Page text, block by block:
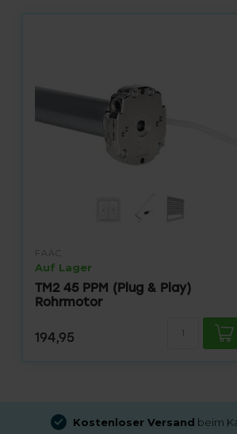
FAAC
Auf Lager
TM2 45 PPM (Plug & Play)
Rohrmotor
194,95
Kostenloser Versand beim